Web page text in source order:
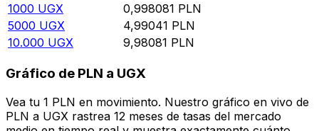
1000 UGX 0,998081 PLN
5000 UGX 4,99041 PLN
10.000 UGX 9,98081 PLN
Gráfico de PLN a UGX
Vea tu 1 PLN en movimiento. Nuestro gráfico en vivo de
PLN a UGX rastrea 12 meses de tasas del mercado